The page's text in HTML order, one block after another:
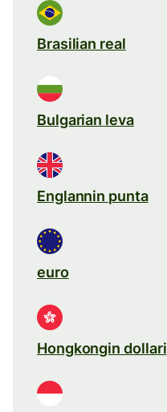
Brasilian real
Bulgarian leva
Englannin punta
euro
Hongkongin dollari